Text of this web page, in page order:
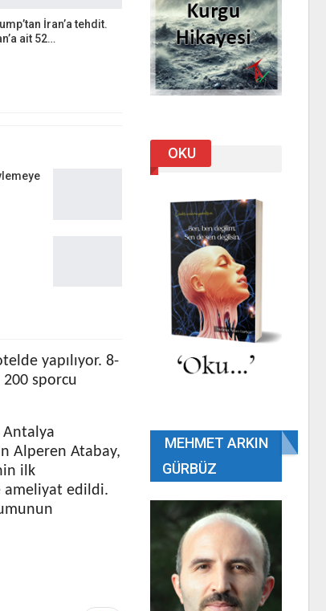
İran’a tehdit.
ait 52…
yapılıyor. 8-
sporcu
Antalya
Alperen Atabay,
ilk
ameliyat edildi.
OKU
MEHMET ARKIN
GÜRBÜZ